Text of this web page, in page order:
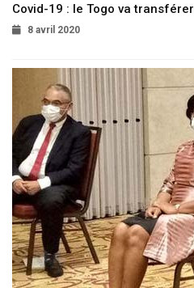
Covid-19 : le Togo va
8 avril 2020